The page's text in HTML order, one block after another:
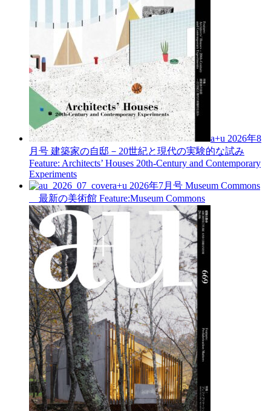
a+u 2026年8
月号 建築家の自邸－20世紀と現代の実験的な試み
Feature: Architects’ Houses 20th-Century and Contemporary
Experiments
a+u 2026年7月号 Museum Commons
最新の美術館 Feature:Museum Commons